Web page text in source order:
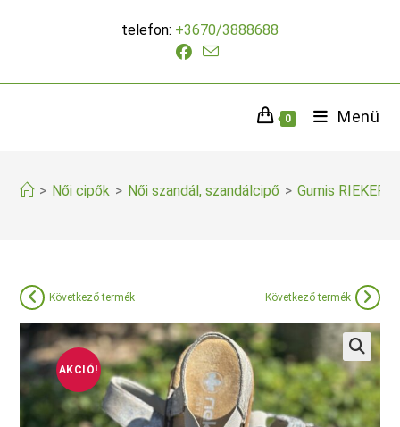
telefon: +3670/3888688
0 Menü
> Női cipők > Női szandál, szandálcipő > Gumis RIEKER
AKCIÓ!
Következő termék Következő termék
🔍